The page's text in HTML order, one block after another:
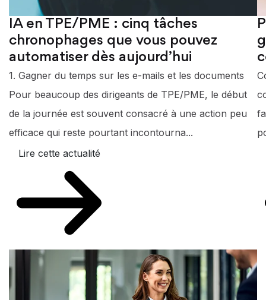
IA en TPE/PME : cinq tâches
chronophages que vous pouvez
automatiser dès aujourd’hui
1. Gagner du temps sur les e-mails et les documents
Pour beaucoup des dirigeants de TPE/PME, le début
de la journée est souvent consacré à une action peu
efficace qui reste pourtant incontourna...
Lire cette actualité